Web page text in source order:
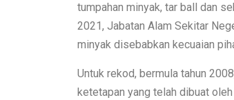
tumpahan minyak, tar ball dan
2021, Jabatan Alam Sekitar
minyak disebabkan kecuaian
Untuk rekod, bermula tahun
ketetapan yang telah dibuat